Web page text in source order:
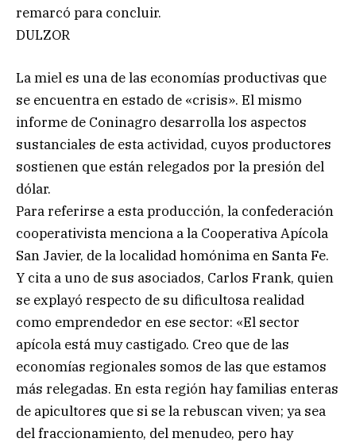
remarcó para concluir.
DULZOR
La miel es una de las economías productivas que
se encuentra en estado de «crisis». El mismo
informe de Coninagro desarrolla los aspectos
sustanciales de esta actividad, cuyos productores
sostienen que están relegados por la presión del
dólar.
Para referirse a esta producción, la confederación
cooperativista menciona a la Cooperativa Apícola
San Javier, de la localidad homónima en Santa Fe.
Y cita a uno de sus asociados, Carlos Frank, quien
se explayó respecto de su dificultosa realidad
como emprendedor en ese sector: «El sector
apícola está muy castigado. Creo que de las
economías regionales somos de las que estamos
más relegadas. En esta región hay familias enteras
de apicultores que si se la rebuscan viven; ya sea
del fraccionamiento, del menudeo, pero hay